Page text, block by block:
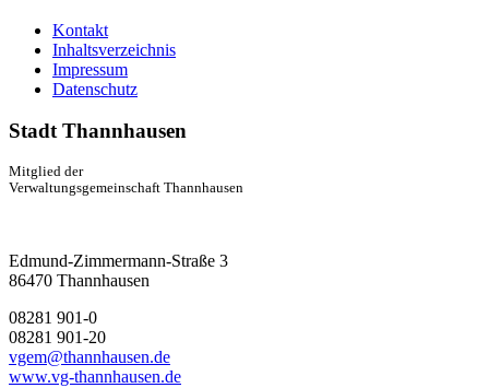
Kontakt
Inhaltsverzeichnis
Impressum
Datenschutz
Stadt Thannhausen
Mitglied der
Verwaltungsgemeinschaft Thannhausen
Edmund-Zimmermann-Straße 3
86470 Thannhausen
08281 901-0
08281 901-20
vgem@thannhausen.de
www.vg-thannhausen.de